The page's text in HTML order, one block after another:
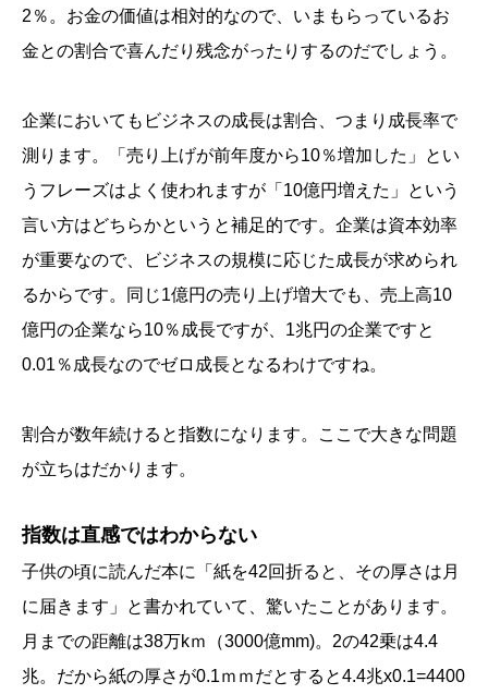
2％。お金の価値は相対的なので、いまもらっているお
金との割合で喜んだり残念がったりするのだでしょう。
企業においてもビジネスの成長は割合、つまり成長率で
測ります。「売り上げが前年度から10％増加した」とい
うフレーズはよく使われますが「10億円増えた」という
言い方はどちらかというと補足的です。企業は資本効率
が重要なので、ビジネスの規模に応じた成長が求められ
るからです。同じ1億円の売り上げ増大でも、売上高10
億円の企業なら10％成長ですが、1兆円の企業ですと
0.01％成長なのでゼロ成長となるわけですね。
割合が数年続けると指数になります。ここで大きな問題
が立ちはだかります。
指数は直感ではわからない
子供の頃に読んだ本に「紙を42回折ると、その厚さは月
に届きます」と書かれていて、驚いたことがあります。
月までの距離は38万kｍ（3000億mm)。2の42乗は4.4
兆。だから紙の厚さが0.1ｍｍだとすると4.4兆x0.1=4400